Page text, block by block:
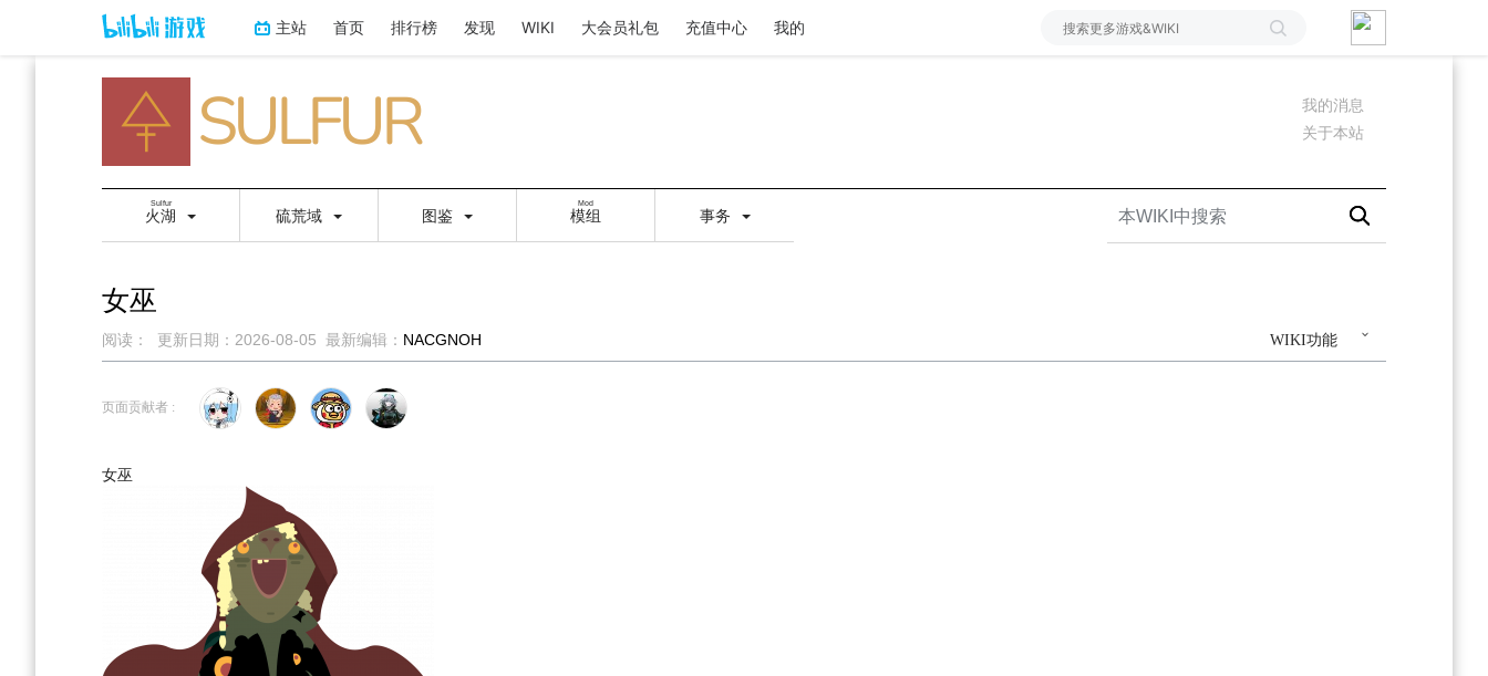
主站 首页 排行榜 发现 WIKI 大会员礼包 充值中心 我的
我的消息
关于本站
火湖
Sulfur
硫荒域 图鉴 模组
Mod
事务
女巫
WIKI功能
阅读： 更新日期： 2026-08-05 最新编辑： NACGNOH
到
到
页面贡献者 :
女巫